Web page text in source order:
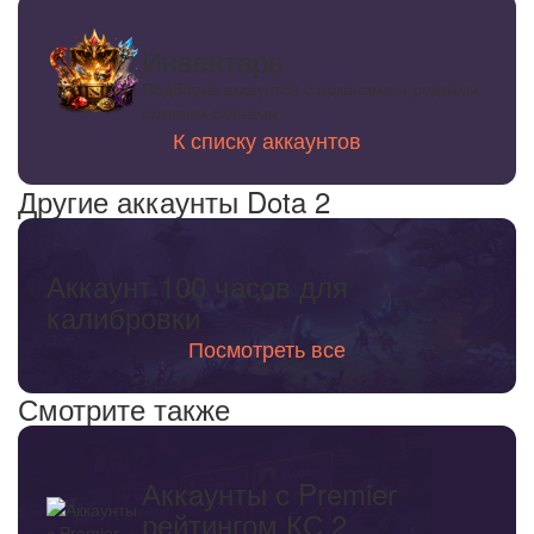
Инвентарь
Подборка аккаунтов с арканами и редкими
скинами скинами.
К списку аккаунтов
Другие аккаунты Dota 2
Аккаунт 100 часов для
калибровки
Посмотреть все
Смотрите также
Аккаунты с Premier
рейтингом КС 2